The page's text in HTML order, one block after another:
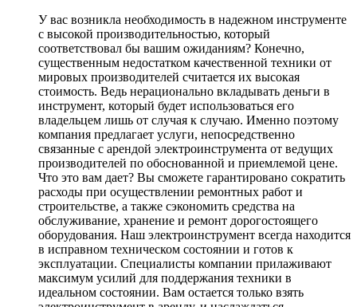
У вас возникла необходимость в надежном инструменте
с высокой производительностью, который
соответствовал бы вашим ожиданиям? Конечно,
существенным недостатком качественной техники от
мировых производителей считается их высокая
стоимость. Ведь нерационально вкладывать деньги в
инструмент, который будет использоваться его
владельцем лишь от случая к случаю. Именно поэтому
компания предлагает услуги, непосредственно
связанные с арендой электроинструмента от ведущих
производителей по обоснованной и приемлемой цене.
Что это вам дает? Вы сможете гарантировано сократить
расходы при осуществлении ремонтных работ и
строительстве, а также сэкономить средства на
обслуживание, хранение и ремонт дорогостоящего
оборудования. Наш электроинструмент всегда находится
в исправном техническом состоянии и готов к
эксплуатации. Специалисты компании прилаживают
максимум усилий для поддержания техники в
идеальном состоянии. Вам остается только взять